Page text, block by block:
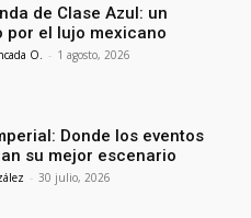
de Clase Azul: un
por el lujo mexicano
O. - 1 agosto, 2026
Donde los eventos
su mejor escenario
- 30 julio, 2026